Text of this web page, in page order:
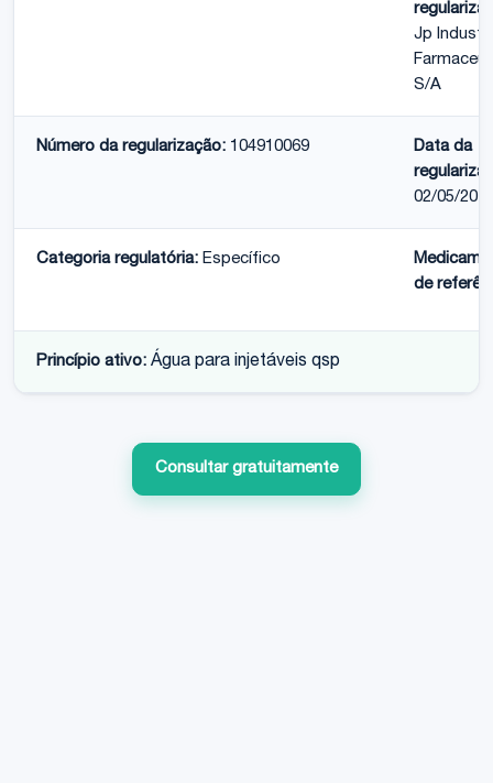
Jp
S/A
Número da regularização: 104910069
Data da
02/05/
Categoria regulatória: Específico
de
Princípio ativo: Água para injetáveis qsp
Consultar gratuitamente